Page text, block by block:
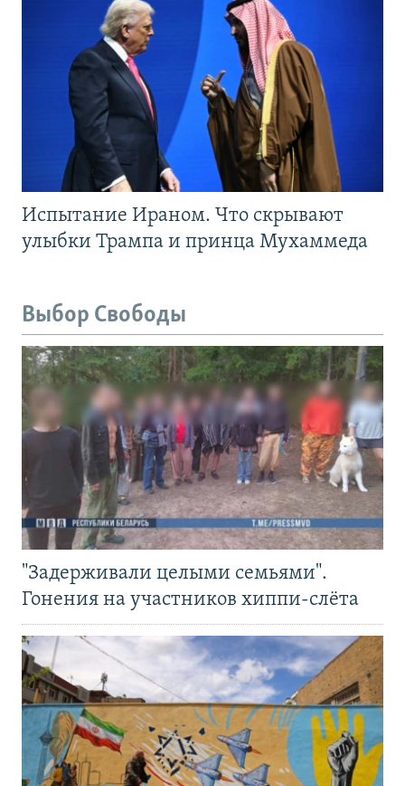
Испытание Ираном. Что скрывают
улыбки Трампа и принца Мухаммеда
Выбор Свободы
"Задерживали целыми семьями".
Гонения на участников хиппи-слёта